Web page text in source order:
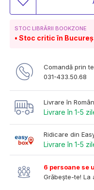
STOC LIBRĂRII BOOKZONE
Stoc critic în
Comandă prin
031-433.50.68
Livrare în
Livrare în 1-5
Ridicare din
Livrare în 1-5
6 persoane se
Grăbește-te! La